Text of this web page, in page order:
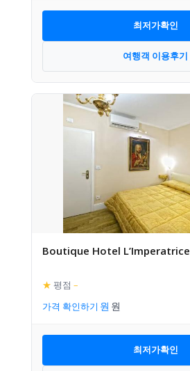
최저가확인
여행객 이용후기
Boutique Hotel L’Imperatrice
★ 평점 –
가격 확인하기
최저가확인